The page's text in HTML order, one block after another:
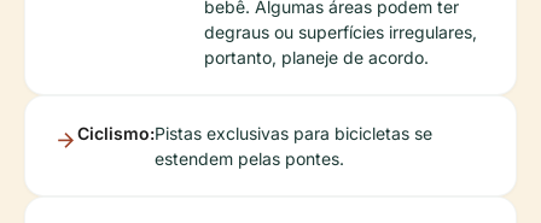
bebê. Algumas áreas podem ter
degraus ou superfícies irregulares,
portanto, planeje de acordo.
Ciclismo:Pistas exclusivas para bicicletas se
estendem pelas pontes.